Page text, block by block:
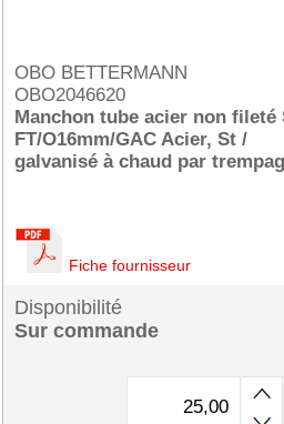
OBO BETTERMANN
OBO2046620
Manchon tube acier non fileté
FT/O16mm/GAC Acier, St /
galvanisé à chaud par
Fiche fournisseur
Disponibilité
Sur commande